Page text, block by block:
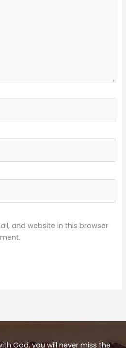
and website in this browser
God, you will never miss the